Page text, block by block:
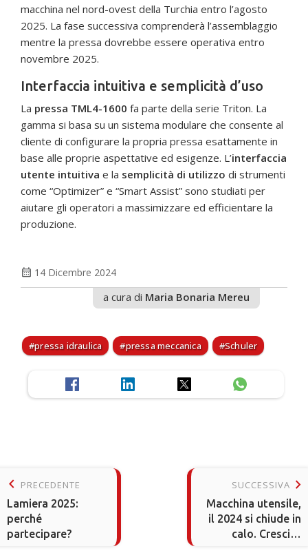
macchina nel nord-ovest della Turchia entro l’agosto
2025. La fase successiva comprenderà l’assemblaggio
mentre la pressa dovrebbe essere operativa entro
novembre 2025.
Interfaccia intuitiva e semplicità d’uso
La pressa TML4-1600 fa parte della serie Triton. La
gamma si basa su un sistema modulare che consente al
cliente di configurare la propria pressa esattamente in
base alle proprie aspettative ed esigenze. L’interfaccia
utente intuitiva e la semplicità di utilizzo di strumenti
come “Optimizer” e “Smart Assist” sono studiati per
aiutare gli operatori a massimizzare ed efficientare la
produzione.
calendar_month 14 Dicembre 2024
a cura di Maria Bonaria Mereu
pressa idraulica pressa meccanica Schuler
keyboard_arrow_left PRECEDENTE
Lamiera 2025:
perché
partecipare?
SUCCESSIVA keyboard_arrow_right
Macchina utensile,
il 2024 si chiude in
calo. Crescita